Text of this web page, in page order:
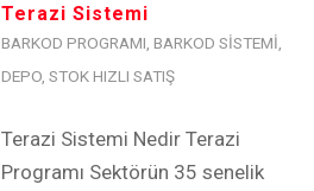
Terazi Sistemi
BARKOD PROGRAMI BARKOD SISTEMI
DEPO ,STOK HIZLI SATIŞ
Terazi Sistemi Nedir Terazi
Programı Sektörün 35 senelik